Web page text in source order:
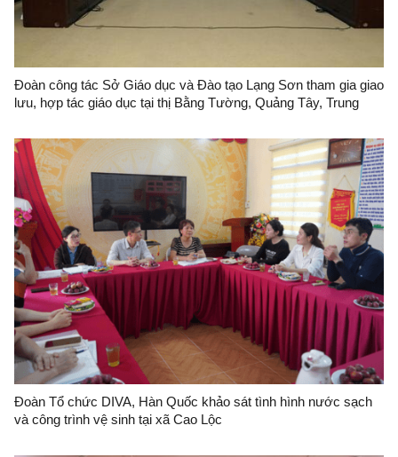
Đoàn công tác Sở Giáo dục và Đào tạo Lạng Sơn tham gia giao
lưu, hợp tác giáo dục tại thị Bằng Tường, Quảng Tây, Trung
Đoàn Tổ chức DIVA, Hàn Quốc khảo sát tình hình nước sạch
và công trình vệ sinh tại xã Cao Lộc